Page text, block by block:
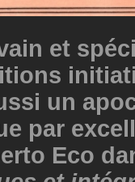
et
un
par
Eco